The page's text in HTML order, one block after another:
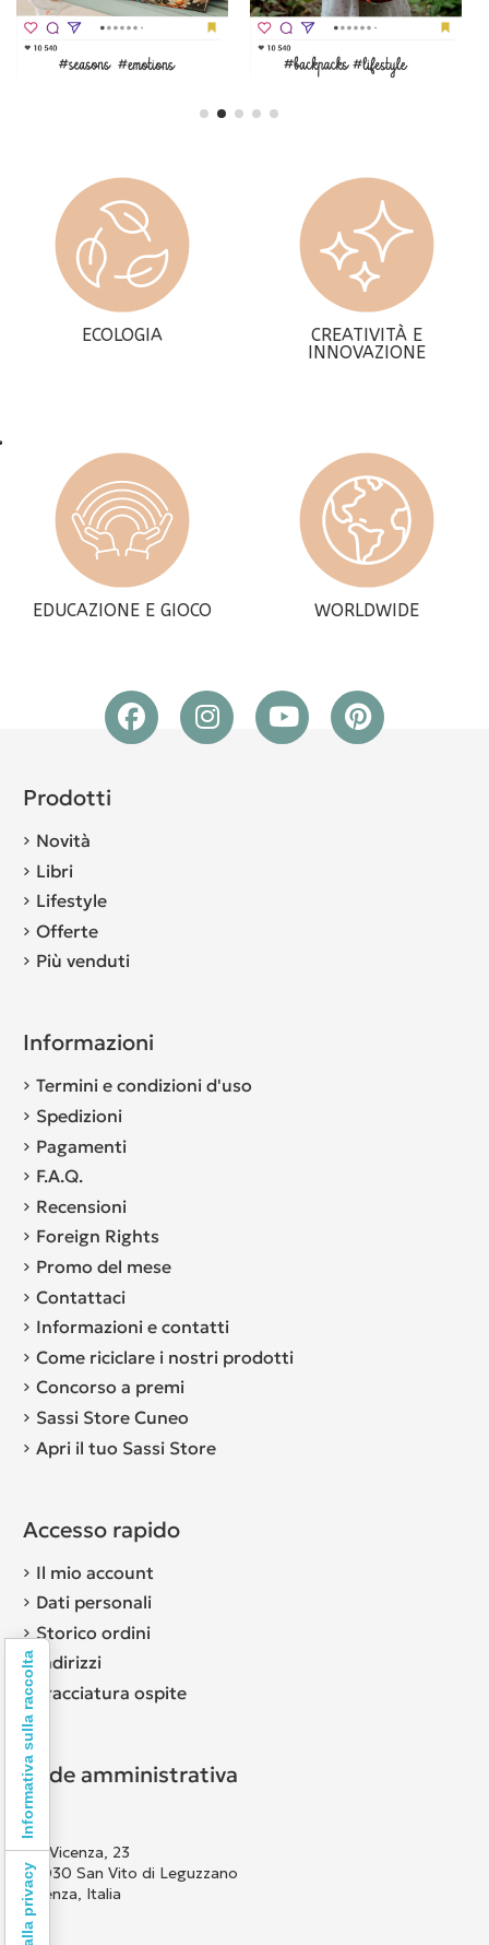
ECOLOGIA
CREATIVITÀ E
INNOVAZIONE
EDUCAZIONE E GIOCO WORLDWIDE
Prodotti
Novità
Libri
Lifestyle
Offerte
Più venduti
Informazioni
Termini e condizioni d'uso
Spedizioni
Pagamenti
F.A.Q.
Recensioni
Foreign Rights
Promo del mese
Contattaci
Informazioni e contatti
Come riciclare i nostri prodotti
Concorso a premi
Sassi Store Cuneo
Apri il tuo Sassi Store
Accesso rapido
Il mio account
Dati personali
Storico ordini
Indirizzi
Tracciatura ospite
Sede amministrativa
Via Vicenza, 23
36030 San Vito di Leguzzano
Vicenza, Italia
Informativa sulla raccolta